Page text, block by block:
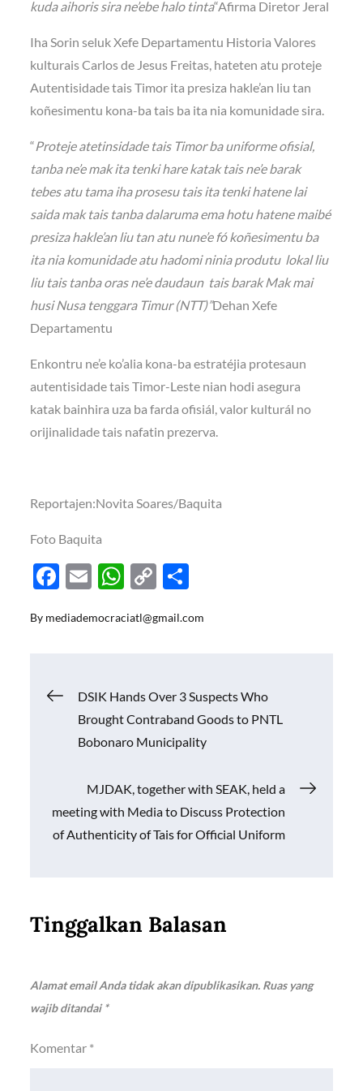
kuda aihoris sira ne’ebe halo tinta“Afirma Diretor Jeral
Iha Sorin seluk Xefe Departamentu Historia Valores
kulturais Carlos de Jesus Freitas, hateten atu proteje
Autentisidade tais Timor ita presiza hakle’an liu tan
koñesimentu kona-ba tais ba ita nia komunidade sira.
“Proteje atetinsidade tais Timor ba uniforme ofisial,
tanba ne’e mak ita tenki hare katak tais ne’e barak
tebes atu tama iha prosesu tais ita tenki hatene lai
saida mak tais tanba dalaruma ema hotu hatene maibé
presiza hakle’an liu tan atu nune’e fó koñesimentu ba
ita nia komunidade atu hadomi ninia produtu lokal liu
liu tais tanba oras ne’e daudaun tais barak Mak mai
husi Nusa tenggara Timur (NTT)”Dehan Xefe
Departamentu
Enkontru ne’e ko’alia kona-ba estratéjia protesaun
autentisidade tais Timor-Leste nian hodi asegura
katak bainhira uza ba farda ofisiál, valor kulturál no
orijinalidade tais nafatin prezerva.
Reportajen:Novita Soares/Baquita
Foto Baquita
F
e
o
E
ail
W
at
p
p
C
p
n
k
ar
By mediademocraciatl@gmail.com
Navigasi
pos
DSIK Hands Over 3 Suspects Who
Brought Contraband Goods to PNTL
Bobonaro Municipality
MJDAK, together with SEAK, held a
meeting with Media to Discuss Protection
of Authenticity of Tais for Official Uniform
Tinggalkan Balasan
Alamat email Anda tidak akan dipublikasikan. Ruas yang
wajib ditandai*
Komentar *